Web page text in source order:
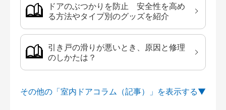
ドアのぶつかりを防止 安全性を高め
る方法やタイプ別のグッズを紹介
引き戸の滑りが悪いとき、原因と修理
のしかたは？
その他の「室内ドアコラム（記事）」を